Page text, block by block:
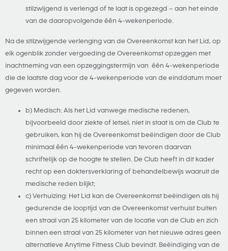
stilzwijgend is verlengd of te laat is opgezegd – aan het einde
van de daaropvolgende één 4-wekenperiode.
Na de stilzwijgende verlenging van de Overeenkomst kan het Lid, op
elk ogenblik zonder vergoeding de Overeenkomst opzeggen met
inachtneming van een opzeggingstermijn van één 4-wekenperiode
die de laatste dag voor de 4-wekenperiode van de einddatum moet
gegeven worden.
b) Medisch: Als het Lid vanwege medische redenen,
bijvoorbeeld door ziekte of letsel, niet in staat is om de Club te
gebruiken, kan hij de Overeenkomst beëindigen door de Club
minimaal één 4-wekenperiode van tevoren daarvan
schriftelijk op de hoogte te stellen. De Club heeft in dit kader
recht op een doktersverklaring of behandelbewijs waaruit de
medische reden blijkt;
c) Verhuizing: Het Lid kan de Overeenkomst beëindigen als hij
gedurende de looptijd van de Overeenkomst verhuist buiten
een straal van 25 kilometer van de locatie van de Club en zich
binnen een straal van 25 kilometer van het nieuwe adres geen
alternatieve Anytime Fitness Club bevindt. Beëindiging van de